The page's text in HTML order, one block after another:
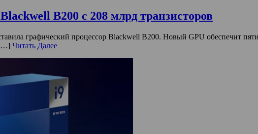
B200 с 208 млрд транзисторов
графический процессор Blackwell B200. Новый GPU обеспечит
[…] Читать Далее